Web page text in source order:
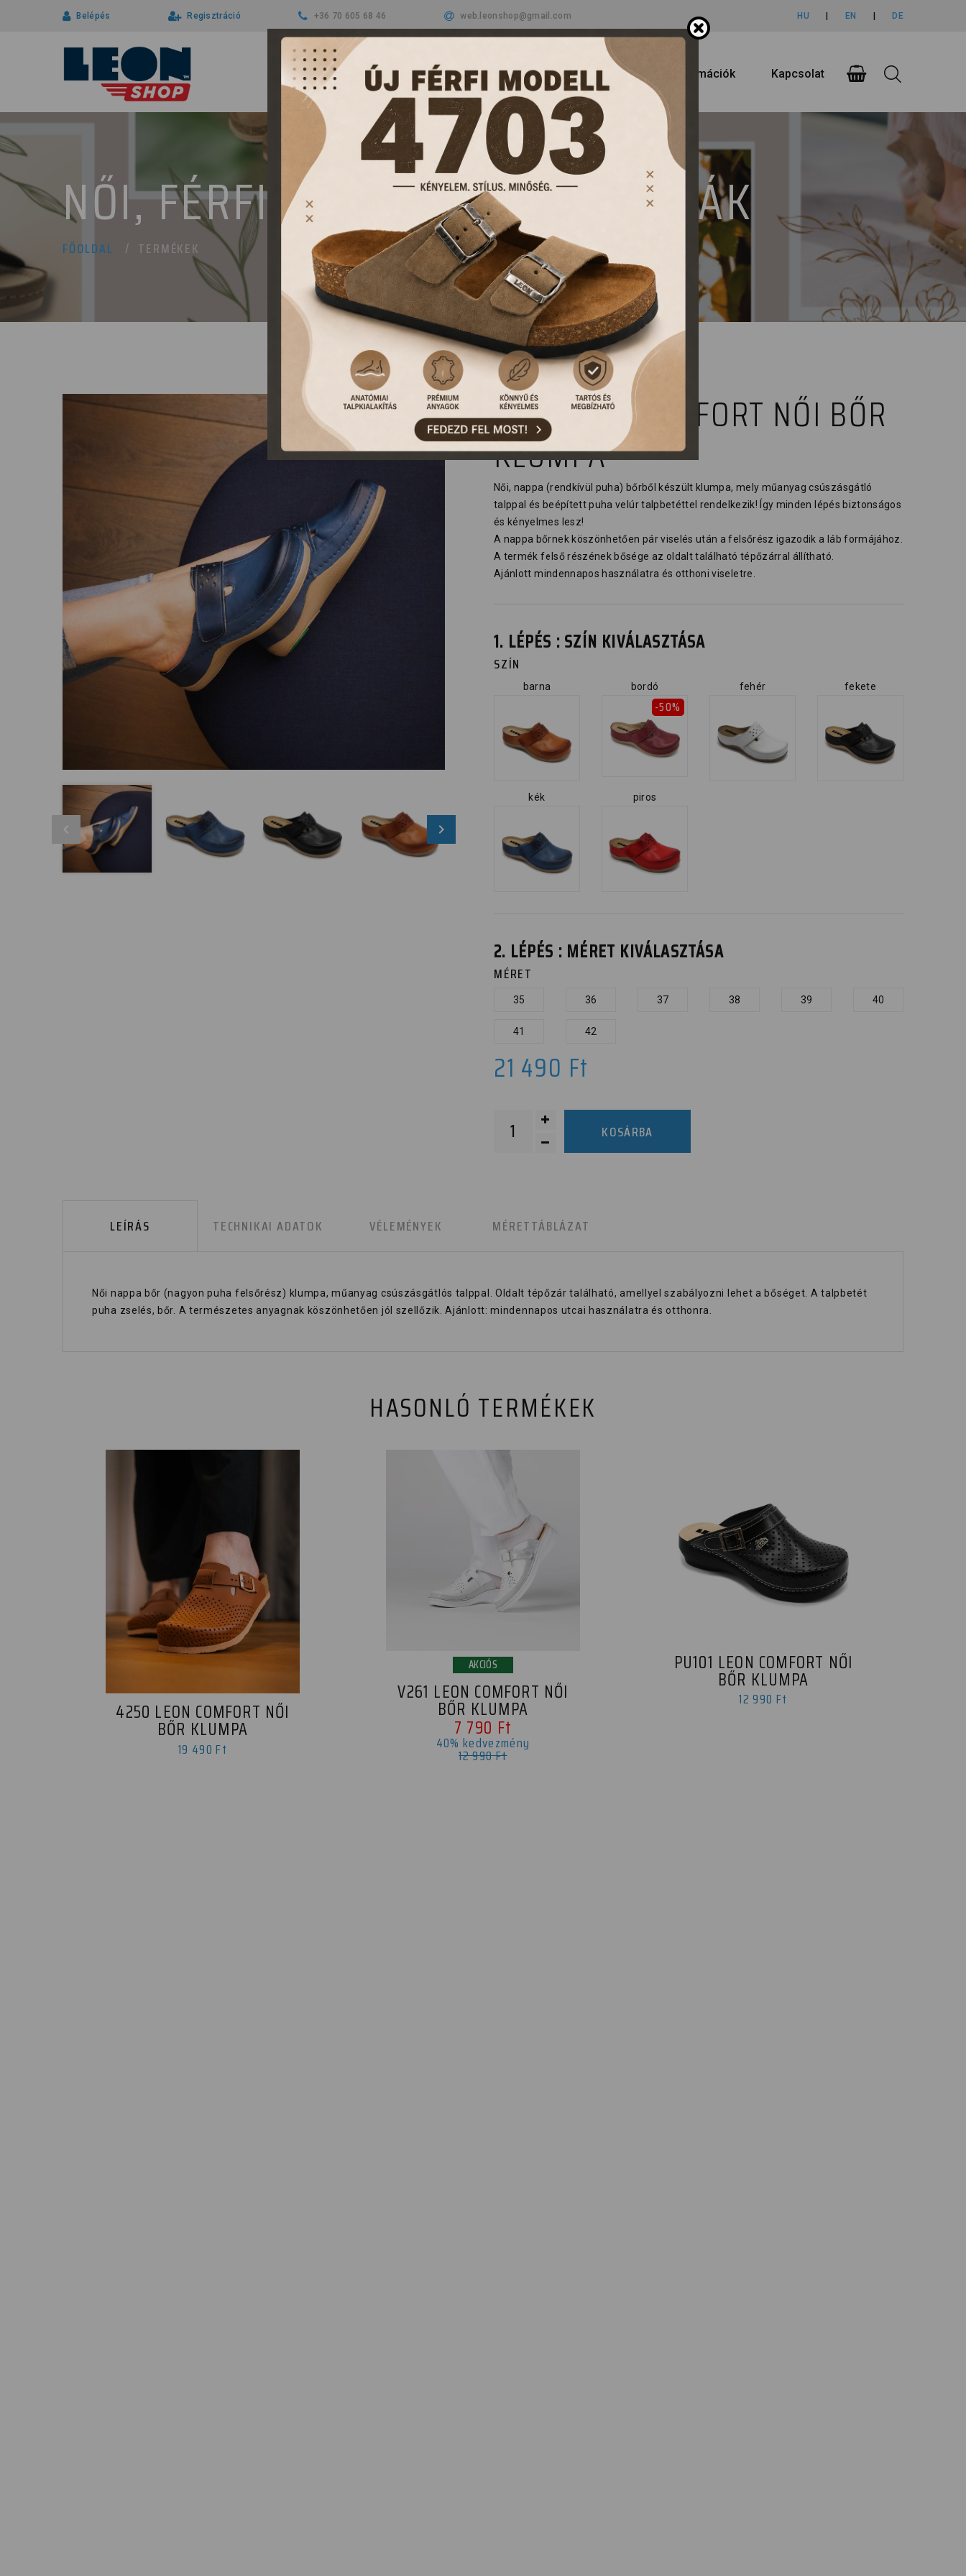
Belépés Regisztráció +36 70 605 68 46 web.leonshop@gmail.com HU EN DE
Cégünkről Termékeink Aktualitások Vásárlási információk Kapcsolat
NŐI, FÉRFI PAPUCSOK ÉS KLUMPÁK
FŐOLDAL TERMÉKEK
902 LEON COMFORT NŐI BŐR
KLUMPA
Női, nappa (rendkívül puha) bőrből készült klumpa, mely műanyag csúszásgátló
talppal és beépített puha velúr talpbetéttel rendelkezik! Így minden lépés biztonságos
és kényelmes lesz!
A nappa bőrnek köszönhetően pár viselés után a felsőrész igazodik a láb formájához.
A termék felső részének bősége az oldalt található tépőzárral állítható.
Ajánlott mindennapos használatra és otthoni viseletre.
1. LÉPÉS : SZÍN KIVÁLASZTÁSA
SZÍN
barna bordó
-50%
fehér fekete
kék piros
2. LÉPÉS : MÉRET KIVÁLASZTÁSA
MÉRET
35 36 37 38 39 40
41 42
21 490 Ft
KOSÁRBA
LEÍRÁS TECHNIKAI ADATOK VÉLEMÉNYEK MÉRETTÁBLÁZAT
Női nappa bőr (nagyon puha felsőrész) klumpa, műanyag csúszásgátlós talppal. Oldalt tépőzár található, amellyel szabályozni lehet a bőséget. A talpbetét
puha zselés, bőr. A természetes anyagnak köszönhetően jól szellőzik. Ajánlott: mindennapos utcai használatra és otthonra.
HASONLÓ TERMÉKEK
4250 LEON COMFORT NŐI
BŐR KLUMPA
19 490 Ft
AKCIÓS
V261 LEON COMFORT NŐI
BŐR KLUMPA
7 790 Ft
40% kedvezmény
12 990 Ft
PU101 LEON COMFORT NŐI
BŐR KLUMPA
12 990 Ft